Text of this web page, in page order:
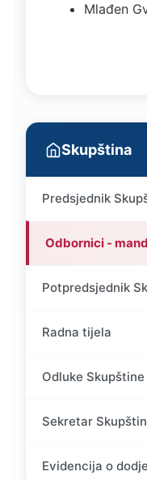
Mlađen
Skupština
Predsjednik
Odbornici -
Potpredsjednik
Radna tijela
Odluke
Sekretar
Evidencija o